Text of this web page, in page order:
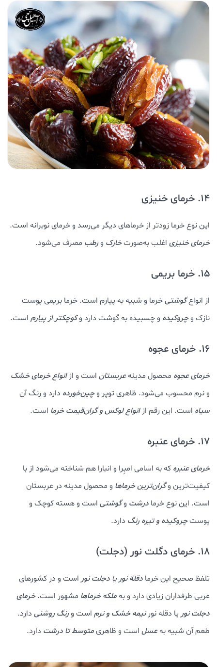
14. خرمای خنیزی
این نوع خرما زودتر از خرماهای دیگر می‌رسد و خرمای نوبرانه است.
خرمای خنیزی اغلب به‌صورتخارک ورطب مصرف می‌شود.
15. خرما بریمی
از انواعگوشتیخرما و شبیه به پیارم است. خرما بریمی پوست
نازک وچروکیده و چسبیده به گوشت دارد وکوچکتر از پیارم است.
16. خرمای عجوه
خرمای عجوه محصول مدینهعربستان است و ازانواع خرمای خشک
و نرم محسوب می‌شود. ظاهری توپر وچین‌خورده دارد و رنگ آن
سیاه است. این رقم ازانواع لوکس و گران‌قیمت خرما است.
17. خرمای عنبره
خرمای عنبره که به اسامی امبِرا و انبارا هم شناخته می‌شود از با
کیفیت‌ترین وگران‌ترین خرماها و محصول مدینه در عربستان
است. این نوع خرما درشت وگوشتی است و هسته کوچک و
پوستچروکیده و تیره رنگ دارد.
18. خرمای دگلت نور (دجلت)
تلفظ صحیح این خرما دقلة نوریا دجلت نور است و در کشورهای
عربی طرفداران زیادی دارد و بهملکه خرماها مشهور است.خرمای
دجلت نور یا دقله نورنیمه خشک و نرم است ورنگ روشنی دارد.
طعم آن شبیه بهعسل است و ظاهریمتوسط تا درشت دارد.